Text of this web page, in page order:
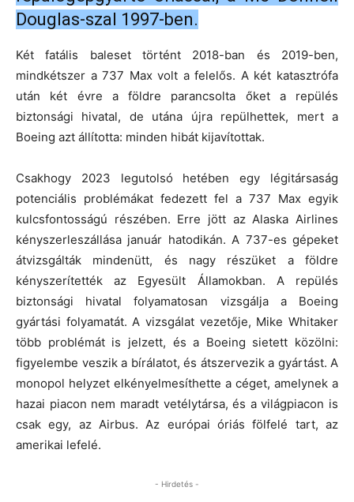
Douglas-szal 1997-ben.
Két fatális baleset történt 2018-ban és 2019-ben,
mindkétszer a 737 Max volt a felelős. A két katasztrófa
után két évre a földre parancsolta őket a repülés
biztonsági hivatal, de utána újra repülhettek, mert a
Boeing azt állította: minden hibát kijavítottak.
Csakhogy 2023 legutolsó hetében egy légitársaság
potenciális problémákat fedezett fel a 737 Max egyik
kulcsfontosságú részében. Erre jött az Alaska Airlines
kényszerleszállása január hatodikán. A 737-es gépeket
átvizsgálták mindenütt, és nagy részüket a földre
kényszerítették az Egyesült Államokban. A repülés
biztonsági hivatal folyamatosan vizsgálja a Boeing
gyártási folyamatát. A vizsgálat vezetője, Mike Whitaker
több problémát is jelzett, és a Boeing sietett közölni:
figyelembe veszik a bírálatot, és átszervezik a gyártást. A
monopol helyzet elkényelmesíthette a céget, amelynek a
hazai piacon nem maradt vetélytársa, és a világpiacon is
csak egy, az Airbus. Az európai óriás fölfelé tart, az
amerikai lefelé.
- Hirdetés -